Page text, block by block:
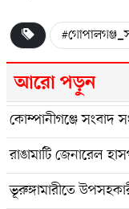
আরো পড়ুন
কোম্পানীগঞ্জে সংবাদ
রাঙামাটি জেনারেল
ভূরুঙ্গামারীতে